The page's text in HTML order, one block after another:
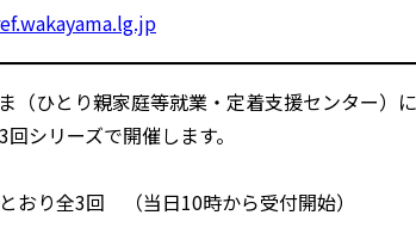
（ひとり親家庭等就業・定着支援センター）
シリーズで開催します。
り全3回 （当日10時から受付開始）